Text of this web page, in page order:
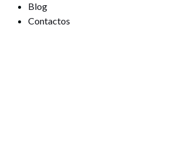
Blog
Contactos